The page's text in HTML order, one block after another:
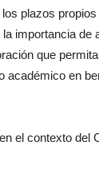
plazos
importancia de
que
académico en
el contexto del